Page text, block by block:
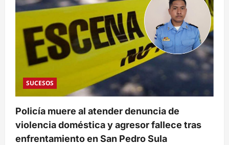
SUCESOS
Policía muere al atender denuncia de
violencia doméstica y agresor fallece tras
enfrentamiento en San Pedro Sula